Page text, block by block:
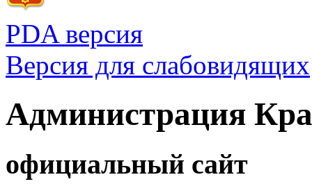
PDA версия
Версия для слабовидящих
Администрация
официальный сайт